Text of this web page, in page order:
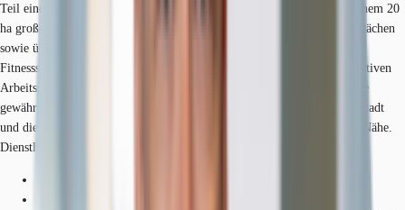
Teil eines modernen Gebäudeensembles befindet sich das Objekt auf einem 20
ha großen autofreien Grundstück, welches über weite Platz- und Grünflächen
sowie über einen eigenen See verfügt. Zahlreiche Restaurants, ein
Fitnessstudio sowie zwei Hotels machen den Mediapark zu einem attraktiven
Arbeitsplatz für Mitarbeiter, Kunden und Besucher. Seine günstige Lage
gewährleistet außerdem einen schnellen Anschluss an die Kölner Innenstadt
und die umliegenden Autobahnen. Eine Tankstelle befindet sich in der Nähe.
Dienstleister des täglichen Bedarfs befinden sich in der Nähe.